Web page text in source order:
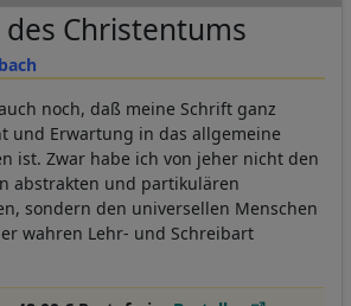
des Christentums
noch, daß meine Schrift ganz
und Erwartung in das allgemeine
ist. Zwar habe ich von jeher nicht den
abstrakten und partikulären
sondern den universellen Menschen
wahren Lehr- und Schreibart